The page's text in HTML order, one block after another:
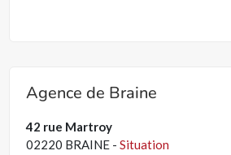
Agence de Braine
42 rue Martroy
02220 BRAINE -Situation